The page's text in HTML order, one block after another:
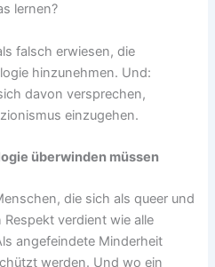
lernen?
falsch erwiesen, die
hinzunehmen. Und:
davon versprechen,
einzugehen.
überwinden müssen
die sich als queer und
verdient wie alle
angefeindete Minderheit
werden. Und wo ein